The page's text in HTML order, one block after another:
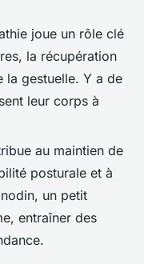
joue un rôle clé
la récupération
la gestuelle. Y a de
leur corps à
au maintien de
posturale et à
un petit
entraîner des